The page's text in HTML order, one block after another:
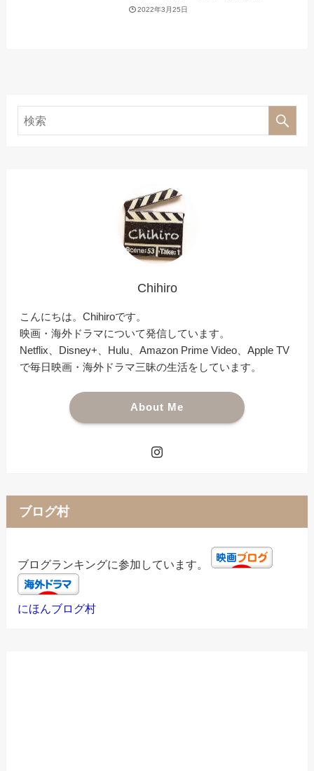
2022年3月25日
Chihiro
こんにちは。Chihiroです。
映画・海外ドラマについて発信しています。
Netflix、Disney+、Hulu、Amazon Prime Video、Apple TV
で毎日映画・海外ドラマ三昧の生活をしています。
About Me
ブログ村
ブログランキングに参加しています。
にほんブログ村